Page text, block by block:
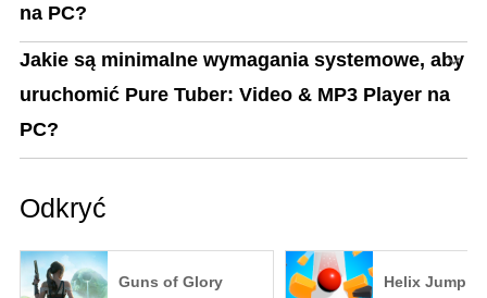
na PC?
Jakie są minimalne wymagania systemowe, aby
uruchomić Pure Tuber: Video & MP3 Player na
PC?
Odkryć
Guns of Glory Helix Jump